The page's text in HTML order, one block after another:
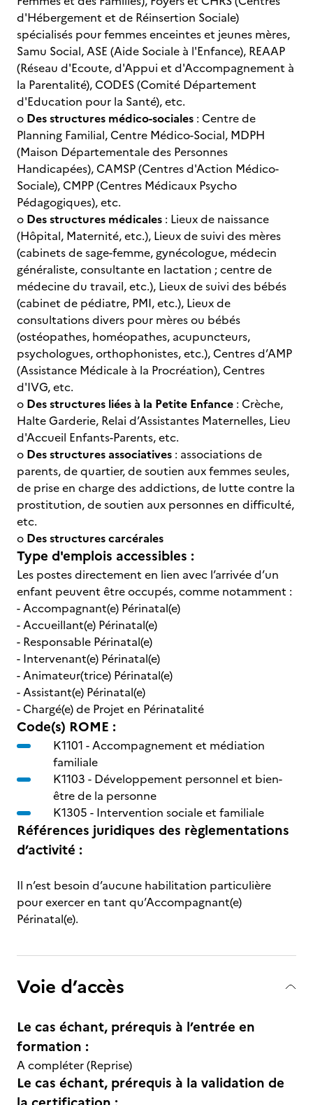
d'Hébergement et de Réinsertion Sociale)
spécialisés pour femmes enceintes et jeunes mères,
Samu Social, ASE (Aide Sociale à l'Enfance), REAAP
(Réseau d'Ecoute, d'Appui et d'Accompagnement à
la Parentalité), CODES (Comité Département
d'Education pour la Santé), etc.
o Des structures médico-sociales : Centre de
Planning Familial, Centre Médico-Social, MDPH
(Maison Départementale des Personnes
Handicapées), CAMSP (Centres d'Action Médico-
Sociale), CMPP (Centres Médicaux Psycho
Pédagogiques), etc.
o Des structures médicales : Lieux de naissance
(Hôpital, Maternité, etc.), Lieux de suivi des mères
(cabinets de sage-femme, gynécologue, médecin
généraliste, consultante en lactation ; centre de
médecine du travail, etc.), Lieux de suivi des bébés
(cabinet de pédiatre, PMI, etc.), Lieux de
consultations divers pour mères ou bébés
(ostéopathes, homéopathes, acupuncteurs,
psychologues, orthophonistes, etc.), Centres d’AMP
(Assistance Médicale à la Procréation), Centres
d'IVG, etc.
o Des structures liées à la Petite Enfance : Crèche,
Halte Garderie, Relai d’Assistantes Maternelles, Lieu
d'Accueil Enfants-Parents, etc.
o Des structures associatives : associations de
parents, de quartier, de soutien aux femmes seules,
de prise en charge des addictions, de lutte contre la
prostitution, de soutien aux personnes en difficulté,
etc.
o Des structures carcérales
Type d'emplois accessibles :
Les postes directement en lien avec l’arrivée d’un
enfant peuvent être occupés, comme notamment :
- Accompagnant(e) Périnatal(e)
- Accueillant(e) Périnatal(e)
- Responsable Périnatal(e)
- Intervenant(e) Périnatal(e)
- Animateur(trice) Périnatal(e)
- Assistant(e) Périnatal(e)
- Chargé(e) de Projet en Périnatalité
Code(s) ROME :
K1101 -Accompagnement et médiation
familiale
K1103 - Développement personnel et bien-
être de la personne
K1305 - Intervention sociale et familiale
Références juridiques des règlementations
d’activité :
Il n’est besoin d’aucune habilitation particulière
pour exercer en tant qu’Accompagnant(e)
Périnatal(e).
Voie d’accès
Le cas échant, prérequis à l’entrée en
formation :
A compléter (Reprise)
Le cas échant, prérequis à la validation de